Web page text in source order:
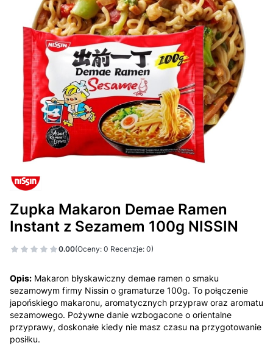
Zupka Makaron Demae Ramen
Instant z Sezamem 100g NISSIN
0.00(Oceny: 0 Recenzje: 0)
Opis: Makaron błyskawiczny demae ramen o smaku
sezamowym firmy Nissin o gramaturze 100g. To połączenie
japońskiego makaronu, aromatycznych przypraw oraz aromatu
sezamowego. Pożywne danie wzbogacone o orientalne
przyprawy, doskonałe kiedy nie masz czasu na przygotowanie
posiłku.